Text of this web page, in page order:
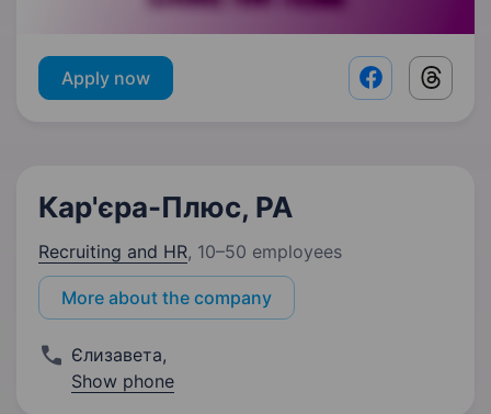
Apply now Facebook
Кар'єра-Плюс, РА
Recruiting and HR, 10–50 employees
More about the company
Єлизавета,
Show phone